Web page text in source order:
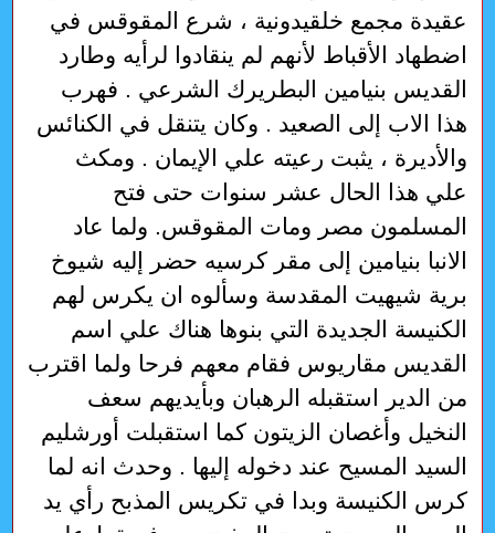
عقيدة مجمع خلقيدونية ، شرع المقوقس في
اضطهاد الأقباط لأنهم لم ينقادوا لرأيه وطارد
القديس بنيامين البطريرك الشرعي . فهرب
هذا الاب إلى الصعيد . وكان يتنقل في الكنائس
والأديرة ، يثبت رعيته علي الإيمان . ومكث
علي هذا الحال عشر سنوات حتى فتح
المسلمون مصر ومات المقوقس. ولما عاد
الانبا بنيامين إلى مقر كرسيه حضر إليه شيوخ
برية شيهيت المقدسة وسألوه ان يكرس لهم
الكنيسة الجديدة التي بنوها هناك علي اسم
القديس مقاريوس فقام معهم فرحا ولما اقترب
من الدير استقبله الرهبان وبأيديهم سعف
النخيل وأغصان الزيتون كما استقبلت أورشليم
السيد المسيح عند دخوله إليها . وحدث انه لما
كرس الكنيسة وبدا في تكريس المذبح رأي يد